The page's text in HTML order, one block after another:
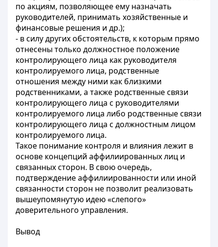
по акциям, позволяющее ему назначать
руководителей, принимать хозяйственные и
финансовые решения и др.);
- в силу других обстоятельств, к которым прямо
отнесены только должностное положение
контролирующего лица как руководителя
контролируемого лица, родственные
отношения между ними как близкими
родственниками, а также родственные связи
контролирующего лица с руководителями
контролируемого лица либо родственные связи
контролирующего лица с должностным лицом
контролируемого лица.
Такое понимание контроля и влияния лежит в
основе концепций аффилиированных лиц и
связанных сторон. В свою очередь,
подтверждение аффилиированности или иной
связанности сторон не позволит реализовать
вышеупомянутую идею «слепого»
доверительного управления.
Вывод